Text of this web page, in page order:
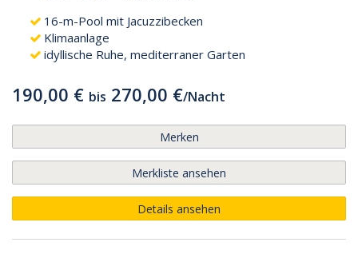
16-m-Pool mit Jacuzzibecken
Klimaanlage
idyllische Ruhe, mediterraner Garten
190,00 € bis 270,00 €/Nacht
Merken
Merkliste ansehen
Details ansehen